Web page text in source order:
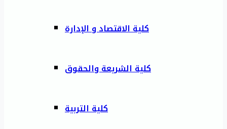
كلية الاقتصاد و الإدارة
كلية الشريعة والحقوق
كلية التربية